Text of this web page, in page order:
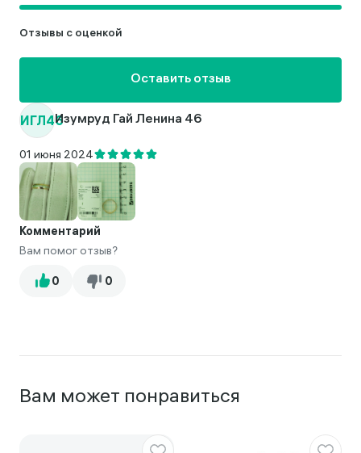
ИГЛ46Изумруд Гай Ленина 46
01 июня 2024
Комментарий
Вам помог отзыв?
Отзывы с оценкой
Оставить отзыв
Вам может понравиться